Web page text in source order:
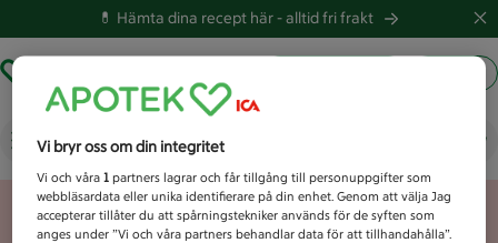
💊 Hämta dina recept här -alltid fri frakt
Vad letar du efter idag?
Unknown error
Vi bryr oss om din integritet
Vi och våra1 partners lagrar och får tillgång till personuppgifter som
webbläsardata eller unika identifierare på din enhet. Genom att välja Jag
accepterar tillåter du att spårningstekniker används för de syften som
anges under ”Vi och våra partners behandlar data för att tillhandahålla”.